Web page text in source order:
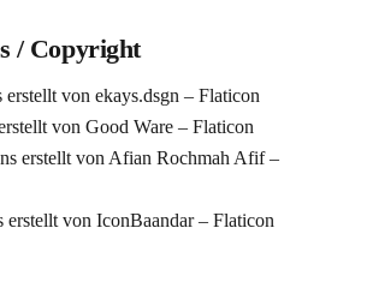
/ Copyright
erstellt von ekays.dsgn – Flaticon
von Good Ware – Flaticon
erstellt von Afian Rochmah Afif –
erstellt von IconBaandar – Flaticon